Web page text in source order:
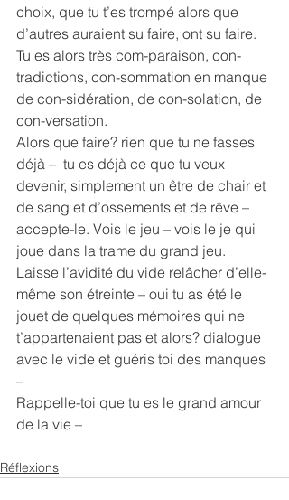
choix, que tu t’es trompé alors que
d’autres auraient su faire, ont su faire.
Tu es alors très com-paraison, con-
tradictions, con-sommation en manque
de con-sidération, de con-solation, de
con-versation.
Alors que faire? rien que tu ne fasses
déjà –  tu es déjà ce que tu veux
devenir, simplement un être de chair et
de sang et d’ossements et de rêve –
accepte-le. Vois le jeu – vois le je qui
joue dans la trame du grand jeu.
Laisse l’avidité du vide relâcher d’elle-
même son étreinte – oui tu as été le
jouet de quelques mémoires qui ne
t’appartenaient pas et alors? dialogue
avec le vide et guéris toi des manques
–
Rappelle-toi que tu es le grand amour
de la vie –
Réflexions